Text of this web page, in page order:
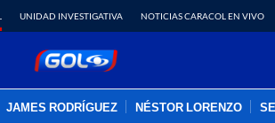
UNIDAD INVESTIGATIVA NOTICIAS CARACOL EN VIVO
JAMES RODRÍGUEZ NÉSTOR LORENZO